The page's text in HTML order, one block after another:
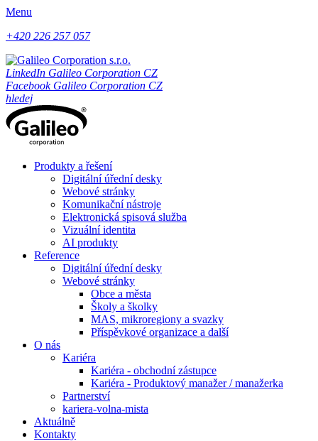
Menu
+420 226 257 057
LinkedIn Galileo Corporation CZ
Facebook Galileo Corporation CZ
hledej
Produkty a řešení
Digitální úřední desky
Webové stránky
Komunikační nástroje
Elektronická spisová služba
Vizuální identita
AI produkty
Reference
Digitální úřední desky
Webové stránky
Obce a města
Školy a školky
MAS, mikroregiony a svazky
Příspěvkové organizace a další
O nás
Kariéra
Kariéra - obchodní zástupce
Kariéra - Produktový manažer / manažerka
Partnerství
kariera-volna-mista
Aktuálně
Kontakty